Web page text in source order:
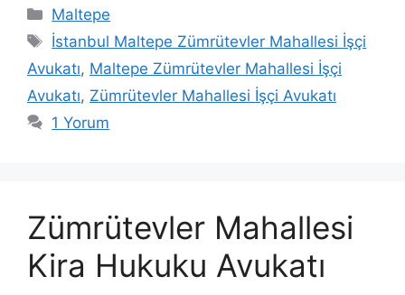
Kategoriler
Maltepe
Etiketler
İstanbul Maltepe Zümrütevler Mahallesi İşçi
Avukatı, Maltepe Zümrütevler Mahallesi İşçi
Avukatı, Zümrütevler Mahallesi İşçi Avukatı
1 Yorum
Zümrütevler Mahallesi
Kira Hukuku Avukatı